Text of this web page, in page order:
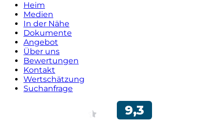
Heim
Medien
In der Nähe
Dokumente
Angebot
Über uns
Bewertungen
Kontakt
Wertschätzung
Suchanfrage